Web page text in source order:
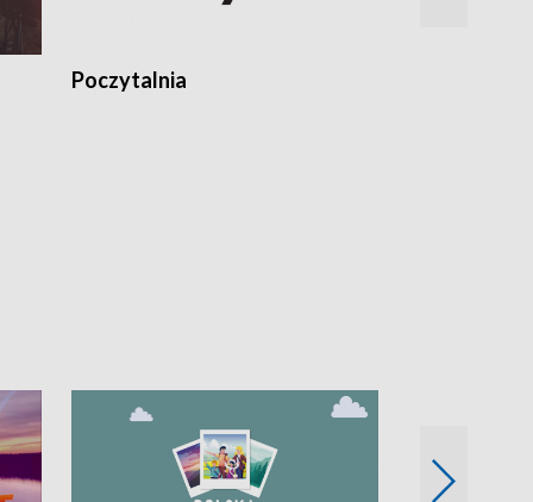
Poczytalnia